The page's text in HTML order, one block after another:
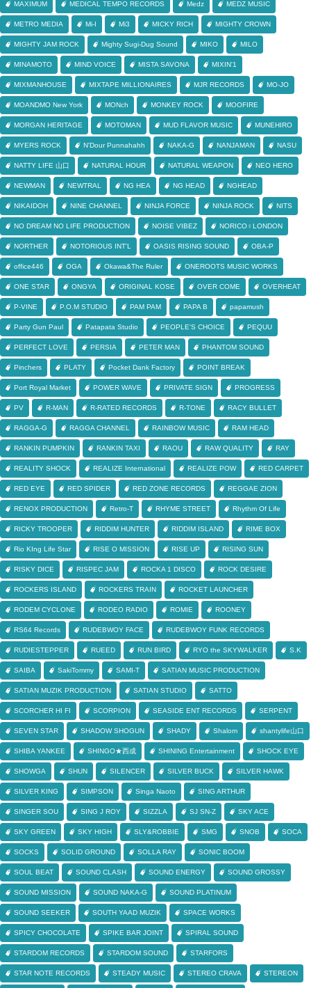
MAXIMUM MEDICAL TEMPO RECORDS Medz MEDZ MUSIC
METRO MEDIA Mi-I Mi3 MICKY RICH MIGHTY CROWN
MIGHTY JAM ROCK Mighty Sugi-Dug Sound MIKO MILO
MINAMOTO MIND VOICE MISTA SAVONA MIXIN'1
MIXMANHOUSE MIXTAPE MILLIONAIRES MJR RECORDS MO-JO
MOANDMO New York MONch MONKEY ROCK MOOFIRE
MORGAN HERITAGE MOTOMAN MUD FLAVOR MUSIC MUNEHIRO
MYERS ROCK N'Dour Punnahahh NAKA-G NANJAMAN NASU
NATTY LIFE 山口 NATURAL HOUR NATURAL WEAPON NEO HERO
NEWMAN NEWTRAL NG HEA NG HEAD NGHEAD
NIKAIDOH NINE CHANNEL NINJA FORCE NINJA ROCK NITS
NO DREAM NO LIFE PRODUCTION NOISE VIBEZ NORICO♀LONDON
NORTHER NOTORIOUS INT'L OASIS RISING SOUND OBA-P
office446 OGA Okawa&The Ruler ONEROOTS MUSIC WORKS
ONE STAR ONGYA ORIGINAL KOSE OVER COME OVERHEAT
P-VINE P.O.M STUDIO PAM PAM PAPA B papamush
Party Gun Paul Patapata Studio PEOPLE'S CHOICE PEQUU
PERFECT LOVE PERSIA PETER MAN PHANTOM SOUND
Pinchers PLATY Pocket Dank Factory POINT BREAK
Port Royal Market POWER WAVE PRIVATE SIGN PROGRESS
PV R-MAN R-RATED RECORDS R-TONE RACY BULLET
RAGGA-G RAGGA CHANNEL RAINBOW MUSIC RAM HEAD
RANKIN PUMPKIN RANKIN TAXI RAOU RAW QUALITY RAY
REALITY SHOCK REALIZE International REALIZE POW RED CARPET
RED EYE RED SPIDER RED ZONE RECORDS REGGAE ZION
RENOX PRODUCTION Retro-T RHYME STREET Rhythm Of Life
RICKY TROOPER RIDDIM HUNTER RIDDIM ISLAND RIME BOX
Rio KIng Life Star RISE O MISSION RISE UP RISING SUN
RISKY DICE RISPEC JAM ROCKA 1 DISCO ROCK DESIRE
ROCKERS ISLAND ROCKERS TRAIN ROCKET LAUNCHER
RODEM CYCLONE RODEO RADIO ROMIE ROONEY
RS64 Records RUDEBWOY FACE RUDEBWOY FUNK RECORDS
RUDIESTEPPER RUEED RUN BIRD RYO the SKYWALKER S.K
SAIBA SakiTommy SAMI-T SATIAN MUSIC PRODUCTION
SATIAN MUZIK PRODUCTION SATIAN STUDIO SATTO
SCORCHER HI FI SCORPION SEASIDE ENT RECORDS SERPENT
SEVEN STAR SHADOW SHOGUN SHADY Shalom shantylife山口
SHIBA YANKEE SHINGO★西成 SHINING Entertainment SHOCK EYE
SHOWGA SHUN SILENCER SILVER BUCK SILVER HAWK
SILVER KING SIMPSON Singa Naoto SING ARTHUR
SINGER SOU SING J ROY SIZZLA SJ SN-Z SKY ACE
SKY GREEN SKY HIGH SLY&ROBBIE SMG SNOB SOCA
SOCKS SOLID GROUND SOLLA RAY SONIC BOOM
SOUL BEAT SOUND CLASH SOUND ENERGY SOUND GROSSY
SOUND MISSION SOUND NAKA-G SOUND PLATINUM
SOUND SEEKER SOUTH YAAD MUZIK SPACE WORKS
SPICY CHOCOLATE SPIKE BAR JOINT SPIRAL SOUND
STARDOM RECORDS STARDOM SOUND STARFORS
STAR NOTE RECORDS STEADY MUSIC STEREO CRAVA STEREON